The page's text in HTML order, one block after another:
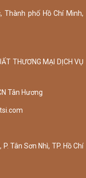
phố Hồ Chí Minh,
THƯƠNG MẠI DỊCH VỤ
Tân Hương
Tân Sơn Nhì, TP. Hồ Chí